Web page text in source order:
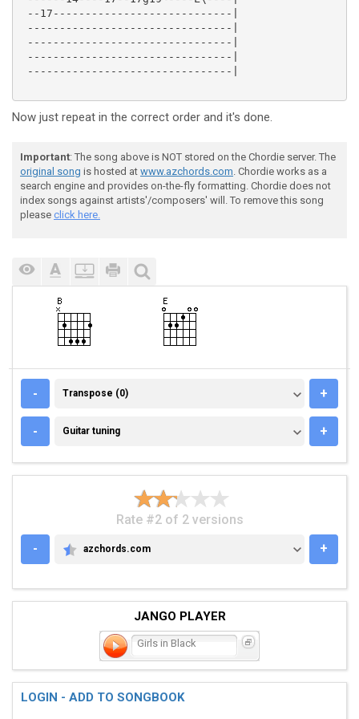
--17----------------------------|
--------------------------------|
--------------------------------|
--------------------------------|
--------------------------------|
Now just repeat in the correct order and it's done.
Important: The song above is NOT stored on the Chordie server. The
original song is hosted at www.azchords.com. Chordie works as a
search engine and provides on-the-fly formatting. Chordie does not
index songs against artists'/composers' will. To remove this song
please click here.
- TRANSPOSE (0)
Transpose (0) +
- GUITAR TUNING
Guitar tuning +
Rate #2 of 2 versions
-
AZCHORDS.COM
azchords.com +
JANGO PLAYER
Girls in Black
LOGIN - ADD TO SONGBOOK